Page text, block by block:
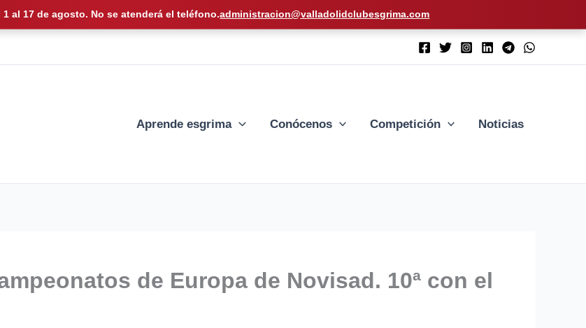
1 al 17 de agosto. No se atenderá el teléfono.administracion@valladolidclubesgrima.com
Aprende esgrima Conócenos Competición Noticias
de Europa de Novisad. 10ª con el